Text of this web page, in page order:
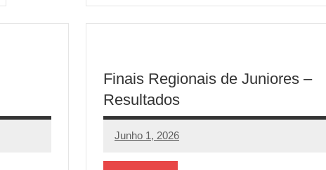
Finais Regionais de Juniores –
Resultados
Junho 1, 2026
aeram
Sem
comentários